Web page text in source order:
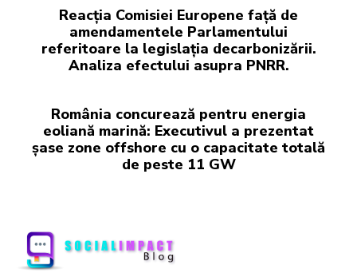
Reacția Comisiei Europene față de
amendamentele Parlamentului
referitoare la legislația decarbonizării.
Analiza efectului asupra PNRR.
România concurează pentru energia
eoliană marină: Executivul a prezentat
șase zone offshore cu o capacitate totală
de peste 11 GW